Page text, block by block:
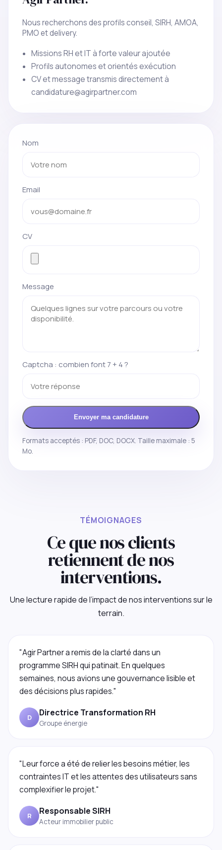
Nous recherchons des profils conseil, SIRH, AMOA,
PMO et delivery.
Missions RH et IT à forte valeur ajoutée
Profils autonomes et orientés exécution
CV et message transmis directement à
candidature@agirpartner.com
Nom
Email
CV
Message
Captcha : combien font 7 + 4 ?
Envoyer ma candidature
Formats acceptés : PDF, DOC, DOCX. Taille maximale : 5
Mo.
TÉMOIGNAGES
Ce que nos clients
retiennent de nos
interventions.
Une lecture rapide de l’impact de nos interventions sur le
terrain.
"Agir Partner a remis de la clarté dans un
programme SIRH qui patinait. En quelques
semaines, nous avions une gouvernance lisible et
des décisions plus rapides."
D Directrice Transformation RH
Groupe énergie
"Leur force a été de relier les besoins métier, les
contraintes IT et les attentes des utilisateurs sans
complexifier le projet."
R Responsable SIRH
Acteur immobilier public